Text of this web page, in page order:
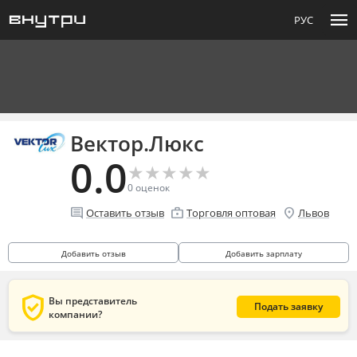
РУС menu
Вектор.Люкс
0.0★
★★
★★
★★
★★
★
0оценок
comment Оставить отзыв enterprise Торговля оптовая location_on Львов
Добавить отзыв Добавить зарплату
verified_user Вы представитель
компании?
Подать заявку